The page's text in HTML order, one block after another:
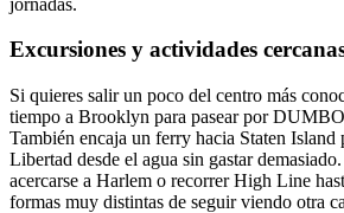
Excursiones y actividades
Si quieres salir un poco del centro más
tiempo a Brooklyn para pasear por
También encaja un ferry hacia Staten Island
Libertad desde el agua sin gastar
acercarse a Harlem o recorrer High Line
formas muy distintas de seguir viendo otra